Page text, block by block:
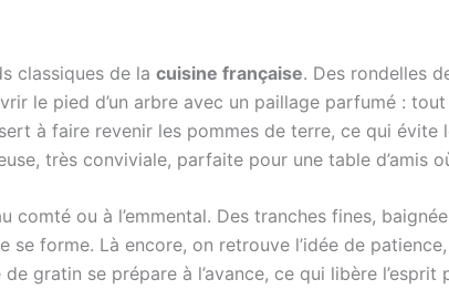
classiques de la cuisine française. Des rondelles
le pied d’un arbre avec un paillage parfumé :
à faire revenir les pommes de terre, ce qui
très conviviale, parfaite pour une table d’amis
comté ou à l’emmental. Des tranches fines,
se forme. Là encore, on retrouve l’idée de
gratin se prépare à l’avance, ce qui libère